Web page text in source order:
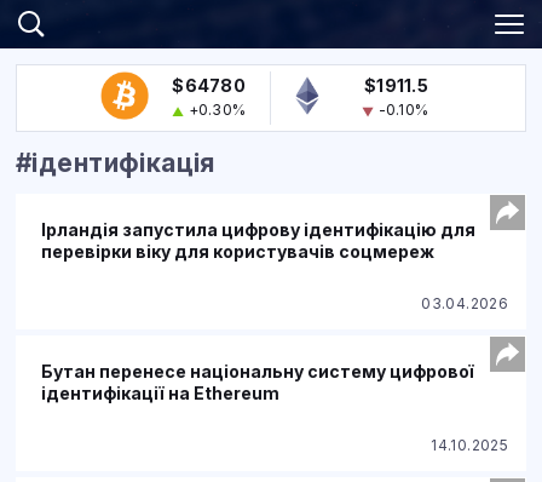
$64780
+0.30%
$1911.5
-0.10%
#ідентифікація
Ірландія запустила цифрову ідентифікацію для
перевірки віку для користувачів соцмереж
03.04.2026
Бутан перенесе національну систему цифрової
ідентифікації на Ethereum
14.10.2025